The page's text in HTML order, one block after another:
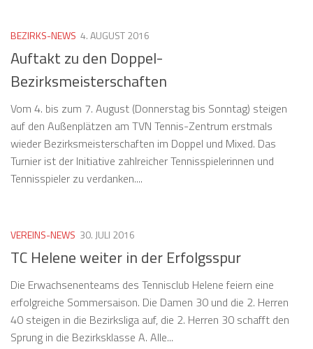
BEZIRKS-NEWS 4. AUGUST 2016
Auftakt zu den Doppel-
Bezirksmeisterschaften
Vom 4. bis zum 7. August (Donnerstag bis Sonntag) steigen
auf den Außenplätzen am TVN Tennis-Zentrum erstmals
wieder Bezirksmeisterschaften im Doppel und Mixed. Das
Turnier ist der Initiative zahlreicher Tennisspielerinnen und
Tennisspieler zu verdanken....
VEREINS-NEWS 30. JULI 2016
TC Helene weiter in der Erfolgsspur
Die Erwachsenenteams des Tennisclub Helene feiern eine
erfolgreiche Sommersaison. Die Damen 30 und die 2. Herren
40 steigen in die Bezirksliga auf, die 2. Herren 30 schafft den
Sprung in die Bezirksklasse A. Alle...